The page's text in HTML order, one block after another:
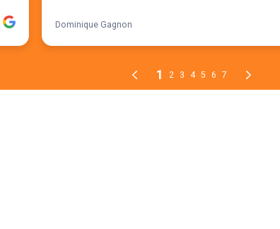
Dominique Gagnon
1 2 3 4 5 6 7